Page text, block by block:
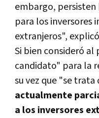
embargo, persisten
para los inversores
extranjeros",
Si bien consideró
candidato" para la
su vez que "se trata
actualmente
a los inversores